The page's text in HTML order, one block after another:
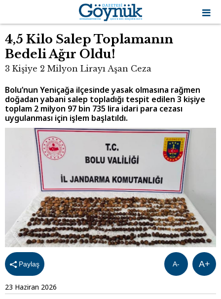
4,5 Kilo Salep Toplamanın
Bedeli Ağır Oldu!
3 Kişiye 2 Milyon Lirayı Aşan Ceza
Bolu’nun Yeniçağa ilçesinde yasak olmasına rağmen
doğadan yabani salep topladığı tespit edilen 3 kişiye
toplam 2 milyon 97 bin 735 lira idari para cezası
uygulanması için işlem başlatıldı.
Paylaş A+
A-
23 Haziran 2026